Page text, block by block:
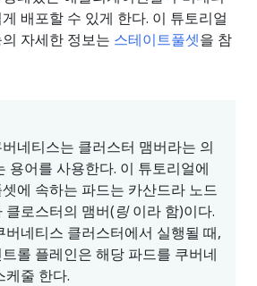
배포할 수 있게 한다. 이 튜토리얼
자세한 정보는 스테이트풀셋을 참
네티스는 클러스터 맴버라는 의
용어를 사용한다. 이 튜토리얼에
에 속하는 파드는 카산드라 노드
클로스터의 맴버(링이라 함)이다.
버네티스 클러스터에서 실행될 때,
롤 플레인은 해당 파드를 쿠버네
케줄 한다.